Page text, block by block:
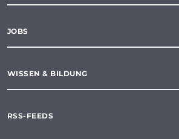
JOBS
WISSEN & BILDUNG
RSS-FEEDS